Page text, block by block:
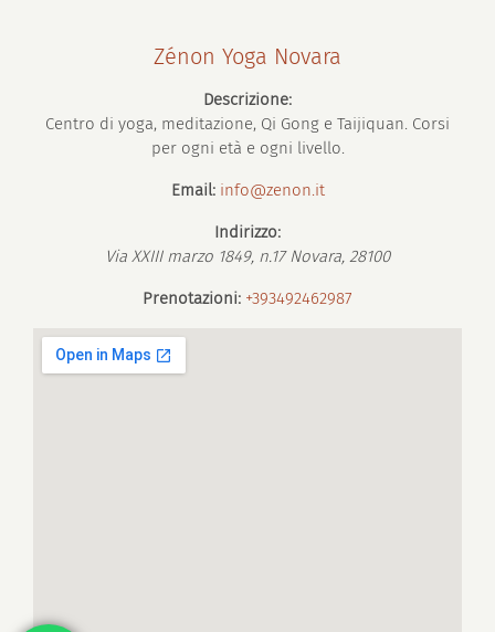
Zénon Yoga Novara
Descrizione:
Centro di yoga, meditazione, Qi Gong e Taijiquan. Corsi
per ogni età e ogni livello.
Email: info@zenon.it
Indirizzo:
Via XXIII marzo 1849, n.17 Novara, 28100
Prenotazioni: +393492462987